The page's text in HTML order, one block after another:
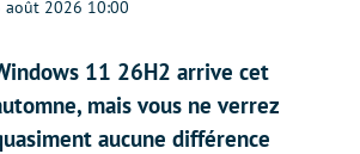
août 2026 10:00
11 26H2 arrive cet
mais vous ne verrez
aucune différence